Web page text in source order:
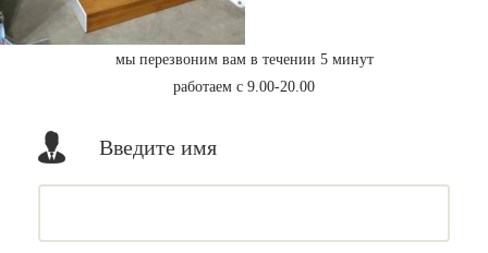
мы перезвоним вам в течении 5 минут
работаем с 9.00-20.00
Введите имя